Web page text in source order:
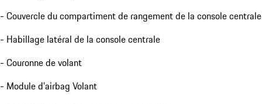
- Couvercle du compartiment de rangement de la console centrale
- Habillage latéral de la console centrale
- Couronne de volant
- Module d'airbag Volant